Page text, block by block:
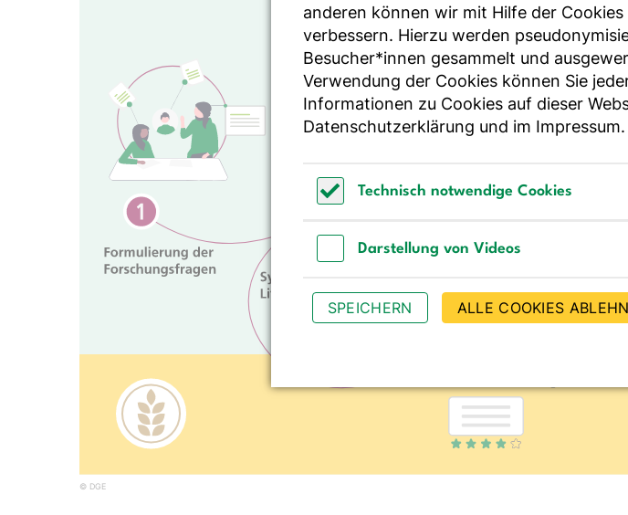
© DGE
anderen können wir mit Hilfe der
verbessern. Hierzu werden
Besucher*innen gesammelt und
Verwendung der Cookies können Sie
Informationen zu Cookies auf dieser
Datenschutzerklärung und im Impressum.
Technisch notwendige Cookies
Darstellung von Videos
SPEICHERN
ALLE COOKIES